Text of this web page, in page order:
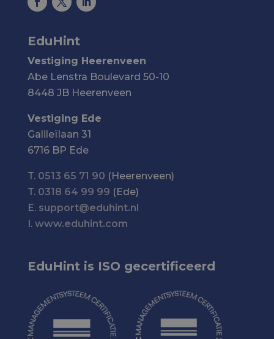
EduHint
Vestiging Heerenveen
Abe Lenstra Boulevard 50-10
8448 JB Heerenveen
Vestiging Ede
Galileïlaan 31
6716 BP Ede
T. 0513 65 71 90 (Heerenveen)
T. 0318 64 99 99 (Ede)
E. support@eduhint.nl
I. www.eduhint.com
EduHint is ISO gecertificeerd